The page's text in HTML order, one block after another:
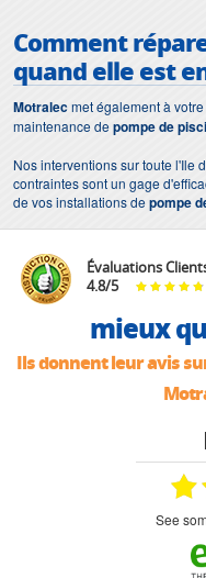
Comment
quand elle est
Motralecmet également à
maintenance depompe de
Nos interventions sur toute l'Ile
contraintes sont un gage
de vos installations depompe
Évaluations
4.8/5
mieux
Ils donnent leur avis
see